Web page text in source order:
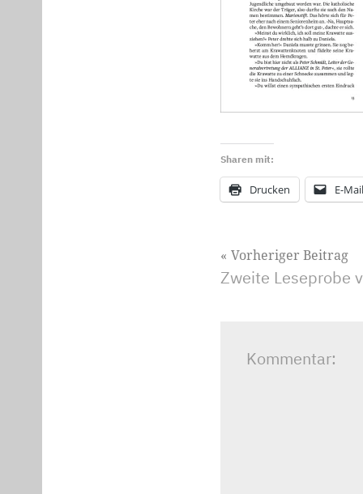
Sharen mit:
Drucken E-Mail
Vorheriger Beitrag
Zweite Leseprobe
Kommentar: